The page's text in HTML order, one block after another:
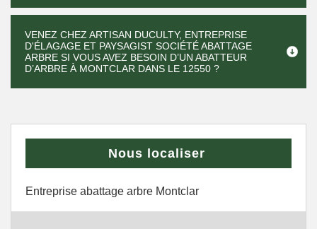
VENEZ CHEZ ARTISAN DUCULTY, ENTREPRISE
D'ÉLAGAGE ET PAYSAGIST SOCIÉTÉ ABATTAGE
ARBRE SI VOUS AVEZ BESOIN D’UN ABATTEUR
D’ARBRE À MONTCLAR DANS LE 12550 ?
Nous localiser
Entreprise abattage arbre Montclar